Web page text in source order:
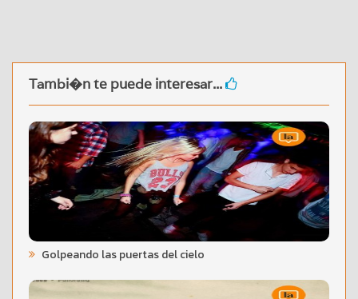
Tambi�n te puede interesar...
Golpeando las puertas del cielo